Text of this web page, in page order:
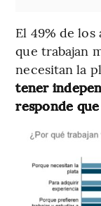
El 49% de
que trabajan
necesitan la
tener
responde